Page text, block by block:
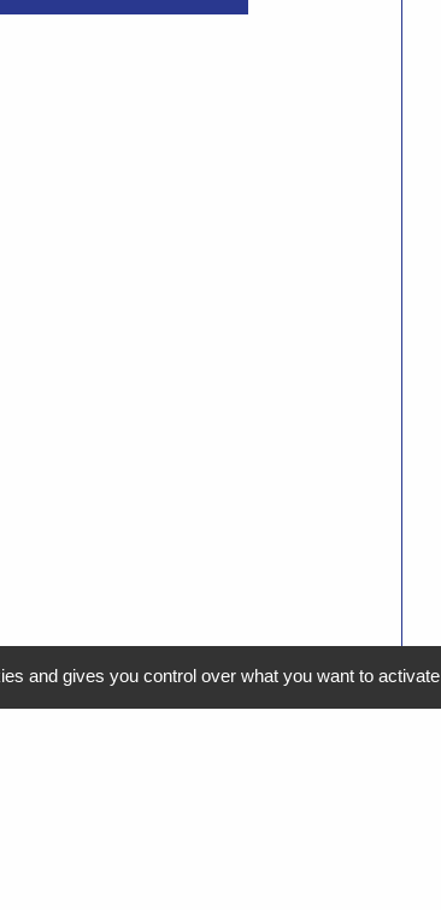
and gives you control over what you want to activate